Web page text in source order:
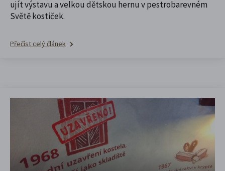
ujít výstavu a velkou dětskou hernu v pestrobarevném
Světě kostiček.
Přečíst celý článek